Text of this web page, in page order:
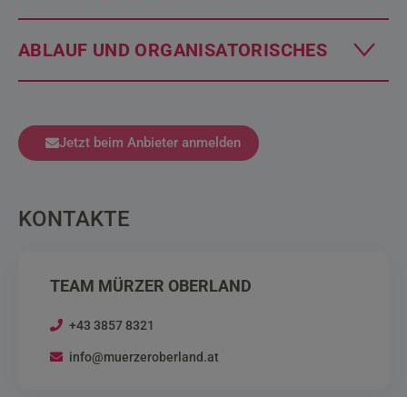
ABLAUF UND ORGANISATORISCHES
Jetzt beim Anbieter anmelden
KONTAKTE
TEAM MÜRZER OBERLAND
+43 3857 8321
info@muerzeroberland.at